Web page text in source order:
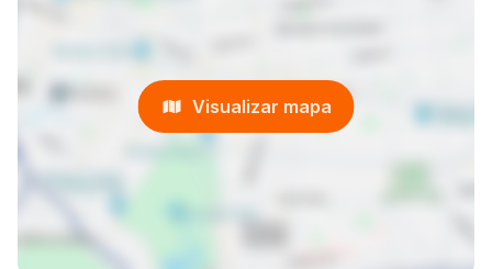
Visualizar mapa